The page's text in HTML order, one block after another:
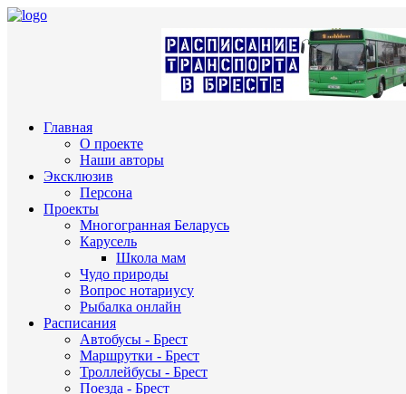
Главная
О проекте
Наши авторы
Эксклюзив
Персона
Проекты
Многогранная Беларусь
Карусель
Школа мам
Чудо природы
Вопрос нотариусу
Рыбалка онлайн
Расписания
Автобусы - Брест
Маршрутки - Брест
Троллейбусы - Брест
Поезда - Брест